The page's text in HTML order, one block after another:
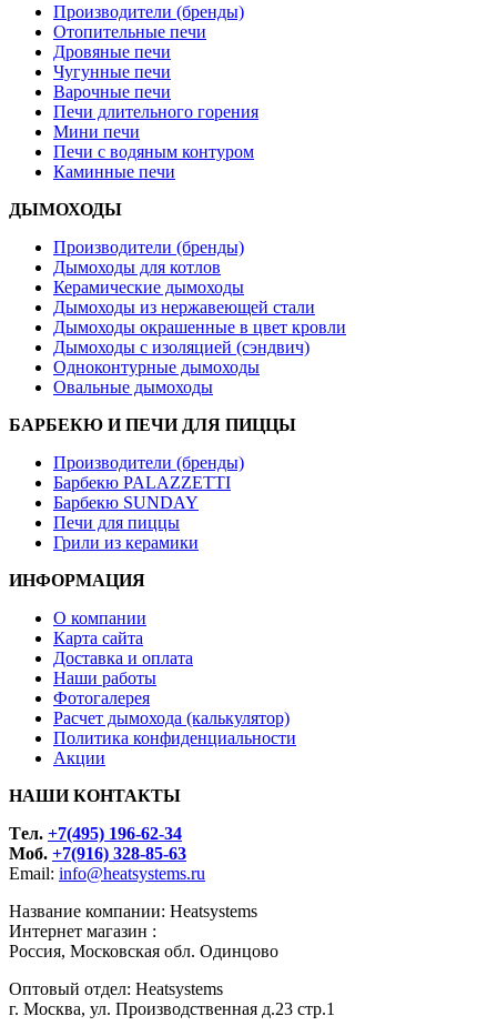
Производители (бренды)
Отопительные печи
Дровяные печи
Чугунные печи
Варочные печи
Печи длительного горения
Мини печи
Печи с водяным контуром
Каминные печи
ДЫМОХОДЫ
Производители (бренды)
Дымоходы для котлов
Керамические дымоходы
Дымоходы из нержавеющей стали
Дымоходы окрашенные в цвет кровли
Дымоходы с изоляцией (сэндвич)
Одноконтурные дымоходы
Овальные дымоходы
БАРБЕКЮ И ПЕЧИ ДЛЯ ПИЦЦЫ
Производители (бренды)
Барбекю PALAZZETTI
Барбекю SUNDAY
Печи для пиццы
Грили из керамики
ИНФОРМАЦИЯ
О компании
Карта сайта
Доставка и оплата
Наши работы
Фотогалерея
Расчет дымохода (калькулятор)
Политика конфиденциальности
Акции
НАШИ КОНТАКТЫ
Tел. +7(495) 196-62-34
Моб. +7(916) 328-85-63
Email: info@heatsystems.ru
Название компании: Heatsystems
Интернет магазин :
Россия, Московская обл. Одинцово
Оптовый отдел: Heatsystems
г. Москва, ул. Производственная д.23 стр.1